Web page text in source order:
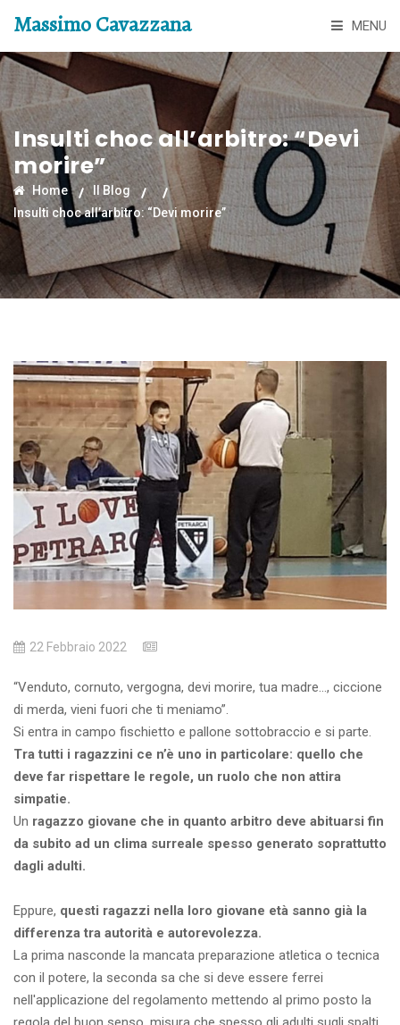
Massimo Cavazzana MENU
Insulti choc all’arbitro: “Devi
morire”
Home
Il Blog
Insulti choc all’arbitro: “Devi morire”
22 Febbraio 2022
“Venduto, cornuto, vergogna, devi morire, tua madre…, ciccione
di merda, vieni fuori che ti meniamo”.
Si entra in campo fischietto e pallone sottobraccio e si parte.
Tra tutti i ragazzini ce n’è uno in particolare: quello che
deve far rispettare le regole, un ruolo che non attira
simpatie.
Un ragazzo giovane che in quanto arbitro deve abituarsi fin
da subito ad un clima surreale spesso generato soprattutto
dagli adulti.
Eppure, questi ragazzi nella loro giovane età sanno già la
differenza tra autorità e autorevolezza.
La prima nasconde la mancata preparazione atletica o tecnica
con il potere, la seconda sa che si deve essere ferrei
nell'applicazione del regolamento mettendo al primo posto la